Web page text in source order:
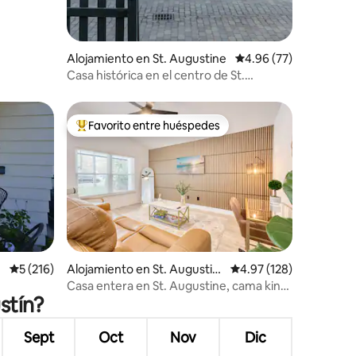
Alojamiento en St. Augustine Calificación
4.96 (77)
Casa histórica en el centro de St.
Calificación promedio: 5 de 5, 216 reseñas
5 (216)
Favorito entre huéspedes preferido
Favorito entre huéspedes
Alojamiento en St. Augustin
e
Calificación promedio:
4.97 (128)
Casa entera en St. Augustine, cama king,
Sept Oct Nov Dic